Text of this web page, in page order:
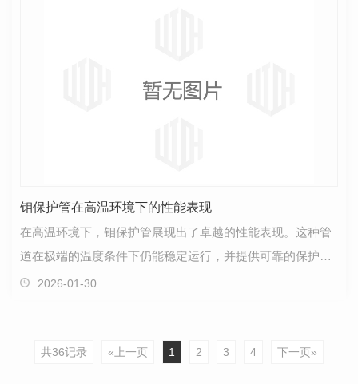
钼保护管在高温环境下的性能表现
在高温环境下，钼保护管展现出了卓越的性能表现。这种管
道在极端的温度条件下仍能稳定运行，并提供可靠的保护功
能。钼保护管具有出色的耐高温特性，能够承受极端的…
2026-01-30
共36记录 «上一页 1 2 3 4 下一页»